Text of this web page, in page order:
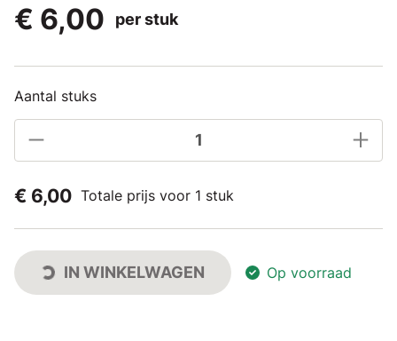
€ 6,00 per stuk
Aantal stuks
€ 6,00 Totale prijs voor 1 stuk
IN WINKELWAGEN Op voorraad